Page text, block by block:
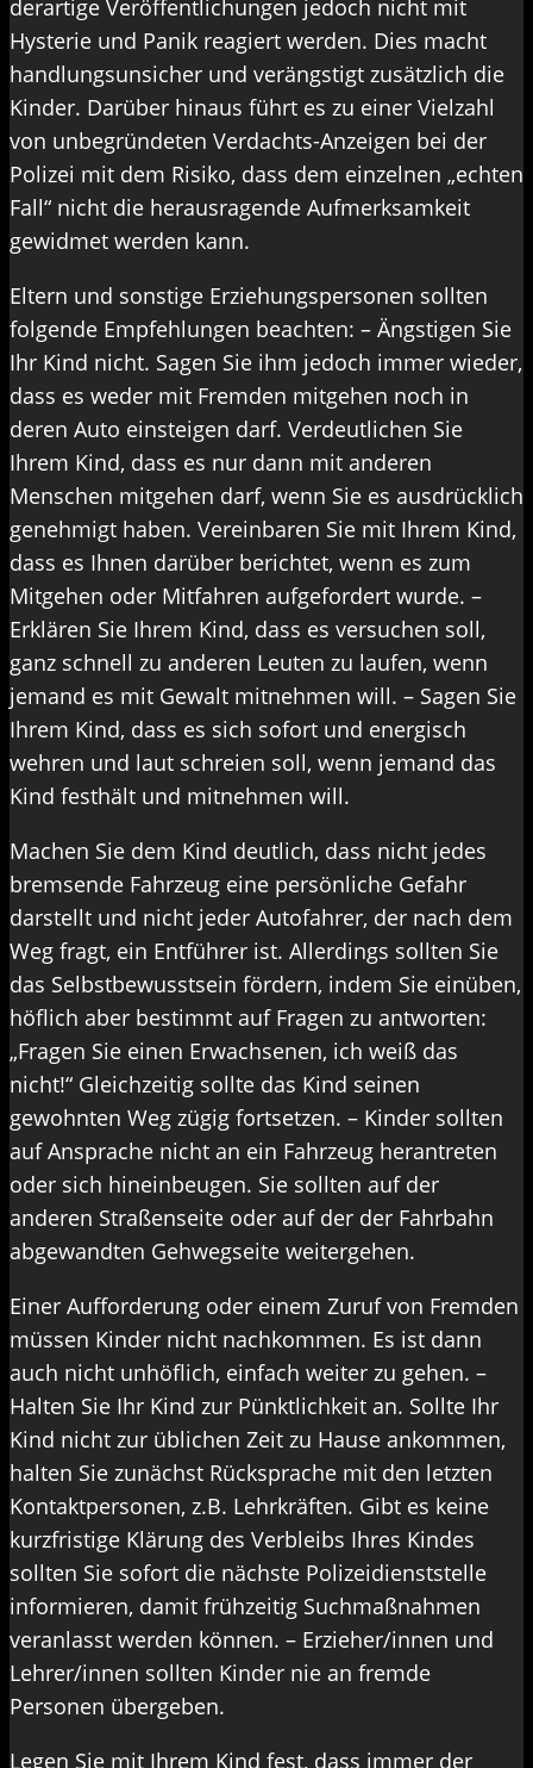
derartige Veröffentlichungen jedoch nicht mit
Hysterie und Panik reagiert werden. Dies macht
handlungsunsicher und verängstigt zusätzlich die
Kinder. Darüber hinaus führt es zu einer Vielzahl
von unbegründeten Verdachts-Anzeigen bei der
Polizei mit dem Risiko, dass dem einzelnen „echten
Fall“ nicht die herausragende Aufmerksamkeit
gewidmet werden kann.
Eltern und sonstige Erziehungspersonen sollten
folgende Empfehlungen beachten: – Ängstigen Sie
Ihr Kind nicht. Sagen Sie ihm jedoch immer wieder,
dass es weder mit Fremden mitgehen noch in
deren Auto einsteigen darf. Verdeutlichen Sie
Ihrem Kind, dass es nur dann mit anderen
Menschen mitgehen darf, wenn Sie es ausdrücklich
genehmigt haben. Vereinbaren Sie mit Ihrem Kind,
dass es Ihnen darüber berichtet, wenn es zum
Mitgehen oder Mitfahren aufgefordert wurde. –
Erklären Sie Ihrem Kind, dass es versuchen soll,
ganz schnell zu anderen Leuten zu laufen, wenn
jemand es mit Gewalt mitnehmen will. – Sagen Sie
Ihrem Kind, dass es sich sofort und energisch
wehren und laut schreien soll, wenn jemand das
Kind festhält und mitnehmen will.
Machen Sie dem Kind deutlich, dass nicht jedes
bremsende Fahrzeug eine persönliche Gefahr
darstellt und nicht jeder Autofahrer, der nach dem
Weg fragt, ein Entführer ist. Allerdings sollten Sie
das Selbstbewusstsein fördern, indem Sie einüben,
höflich aber bestimmt auf Fragen zu antworten:
„Fragen Sie einen Erwachsenen, ich weiß das
nicht!“ Gleichzeitig sollte das Kind seinen
gewohnten Weg zügig fortsetzen. – Kinder sollten
auf Ansprache nicht an ein Fahrzeug herantreten
oder sich hineinbeugen. Sie sollten auf der
anderen Straßenseite oder auf der der Fahrbahn
abgewandten Gehwegseite weitergehen.
Einer Aufforderung oder einem Zuruf von Fremden
müssen Kinder nicht nachkommen. Es ist dann
auch nicht unhöflich, einfach weiter zu gehen. –
Halten Sie Ihr Kind zur Pünktlichkeit an. Sollte Ihr
Kind nicht zur üblichen Zeit zu Hause ankommen,
halten Sie zunächst Rücksprache mit den letzten
Kontaktpersonen, z.B. Lehrkräften. Gibt es keine
kurzfristige Klärung des Verbleibs Ihres Kindes
sollten Sie sofort die nächste Polizeidienststelle
informieren, damit frühzeitig Suchmaßnahmen
veranlasst werden können. – Erzieher/innen und
Lehrer/innen sollten Kinder nie an fremde
Personen übergeben.
Legen Sie mit Ihrem Kind fest, dass immer der